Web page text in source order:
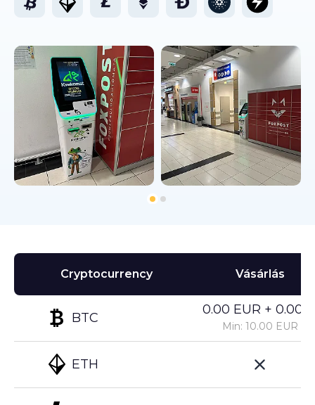
Cryptocurrency
BTC
ETH
Vásárlás
0.00 EUR +
Min: 10.00 EUR